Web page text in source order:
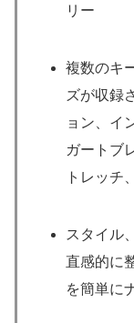
リー
複数のキ
ズが収録
ョン、イ
ガートブ
トレッチ
スタイル
直感的に
を簡単に